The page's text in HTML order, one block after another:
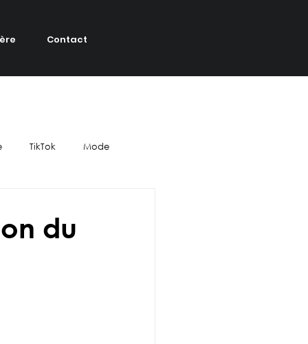
Contact
TikTok Mode
du